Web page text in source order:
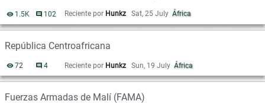
1.5K vistas102 comentarios
Reciente por Hunkz Sat, 25 July África
República Centroafricana
72 vistas 4 comentarios
Reciente por Hunkz Sun, 19 July África
Fuerzas Armadas de Malí (FAMA)